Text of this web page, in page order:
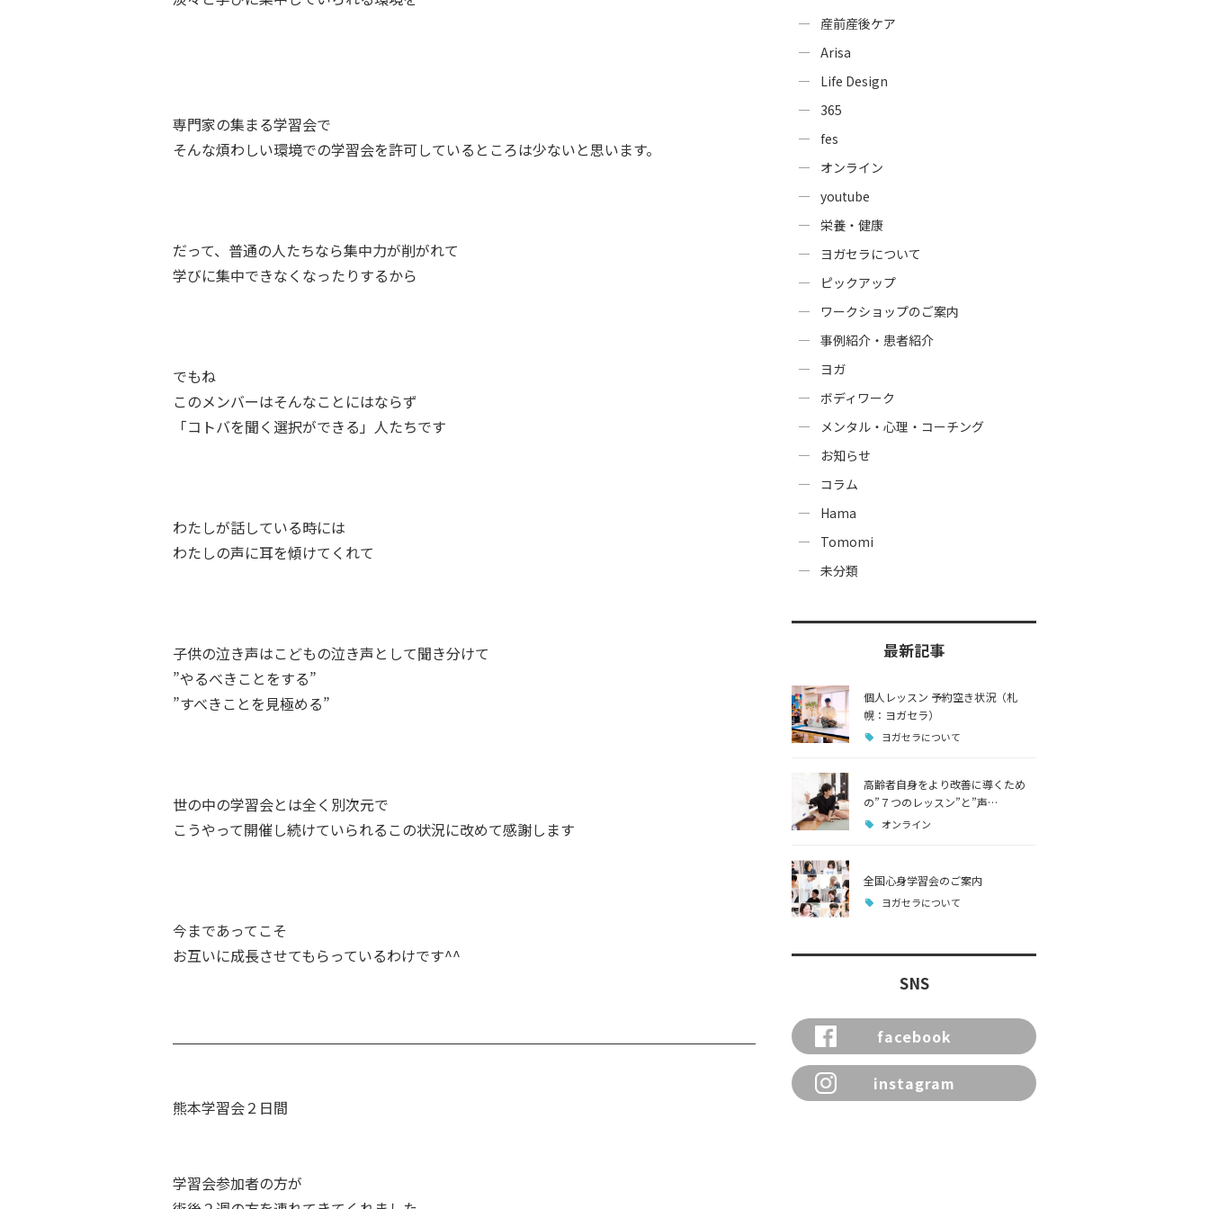
専門家の集まる学習会で
そんな煩わしい環境での学習会を許可しているところは少ないと思います。
だって、普通の人たちなら集中力が削がれて
学びに集中できなくなったりするから
でもね
このメンバーはそんなことにはならず
「コトバを聞く選択ができる」人たちです
わたしが話している時には
わたしの声に耳を傾けてくれて
子供の泣き声はこどもの泣き声として聞き分けて
”やるべきことをする”
”すべきことを見極める”
世の中の学習会とは全く別次元で
こうやって開催し続けていられるこの状況に改めて感謝します
今まであってこそ
お互いに成長させてもらっているわけです^^
熊本学習会２日間
学習会参加者の方が
産前産後ケア
Arisa
Life Design
365
fes
オンライン
youtube
栄養・健康
ヨガセラについて
ピックアップ
ワークショップのご案内
事例紹介・患者紹介
ヨガ
ボディワーク
メンタル・心理・コーチング
お知らせ
コラム
Hama
Tomomi
未分類
最新記事
個人レッスン 予約空き状況（札
幌：ヨガセラ）
ヨガセラについて
高齢者自身をより改善に導くため
の”７つのレッスン”と”声…
オンライン
全国心身学習会のご案内
ヨガセラについて
SNS
facebook
instagram